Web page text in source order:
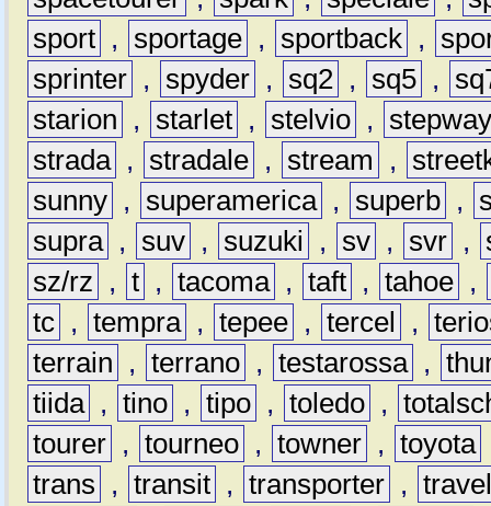
sport , sportage , sportback ,
sprinter , spyder , sq2 , sq5 ,
starion
, starlet , stelvio ,
strada , stradale , stream ,
sunny , superamerica , superb ,
supra , suv , suzuki , sv , svr ,
sz/rz
, t , tacoma , taft , tahoe ,
tc , tempra , tepee , tercel ,
terrain
, terrano , testarossa ,
tiida , tino , tipo , toledo ,
tourer , tourneo , towner , toyota
trans
, transit , transporter ,